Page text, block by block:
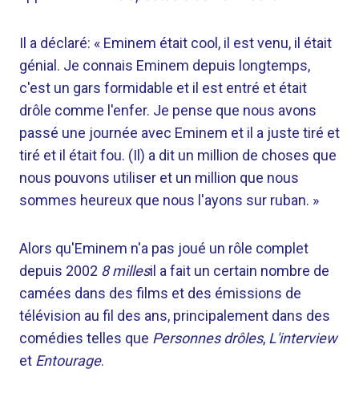
Il a déclaré: « Eminem était cool, il est venu, il était
génial. Je connais Eminem depuis longtemps,
c'est un gars formidable et il est entré et était
drôle comme l'enfer. Je pense que nous avons
passé une journée avec Eminem et il a juste tiré et
tiré et il était fou. (Il) a dit un million de choses que
nous pouvons utiliser et un million que nous
sommes heureux que nous l'ayons sur ruban. »
Alors qu'Eminem n'a pas joué un rôle complet
depuis 2002 8 millesil a fait un certain nombre de
camées dans des films et des émissions de
télévision au fil des ans, principalement dans des
comédies telles que Personnes drôles, L'interview
et Entourage.